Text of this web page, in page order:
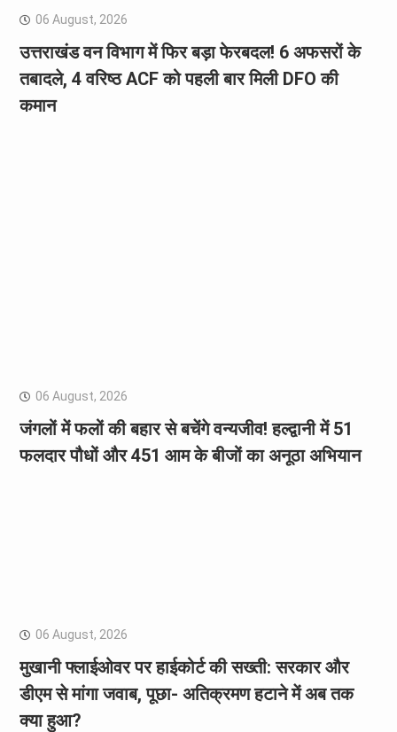
06 August, 2026
उत्तराखंड वन विभाग में फिर बड़ा फेरबदल! 6 अफसरों के
तबादले, 4 वरिष्ठ ACF को पहली बार मिली DFO की
कमान
06 August, 2026
जंगलों में फलों की बहार से बचेंगे वन्यजीव! हल्द्वानी में 51
फलदार पौधों और 451 आम के बीजों का अनूठा अभियान
06 August, 2026
मुखानी फ्लाईओवर पर हाईकोर्ट की सख्ती: सरकार और
डीएम से मांगा जवाब, पूछा- अतिक्रमण हटाने में अब तक
क्या हुआ?